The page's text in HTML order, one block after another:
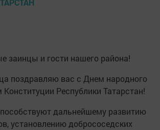
заинцы и гости нашего района!
поздравляю вас с Днем народного
Республики Татарстан!
дальнейшему развитию
установлению добрососедских